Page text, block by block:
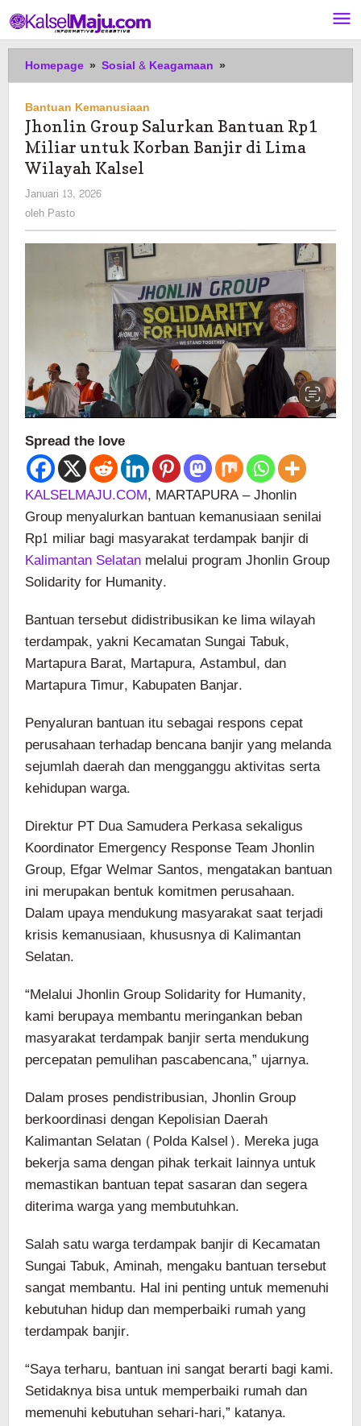
ke
konten
Homepage » Sosial & Keagamaan »
Group
Rp1
Miliar
Lima
Wilayah
Kalsel
Bantuan Kemanusiaan
Jhonlin Group Salurkan Bantuan Rp1
Miliar untuk Korban Banjir di Lima
Wilayah Kalsel
Januari 13, 2026
oleh Pasto
Spread the love
KALSELMAJU.COM, MARTAPURA – Jhonlin
Group menyalurkan bantuan kemanusiaan senilai
Rp1 miliar bagi masyarakat terdampak banjir di
Kalimantan Selatanmelalui program Jhonlin Group
Solidarity for Humanity.
Bantuan tersebut didistribusikan ke lima wilayah
terdampak, yakni Kecamatan Sungai Tabuk,
Martapura Barat, Martapura, Astambul, dan
Martapura Timur, Kabupaten Banjar.
Penyaluran bantuan itu sebagai respons cepat
perusahaan terhadap bencana banjir yang melanda
sejumlah daerah dan mengganggu aktivitas serta
kehidupan warga.
Direktur PT Dua Samudera Perkasa sekaligus
Koordinator Emergency Response Team Jhonlin
Group, Efgar Welmar Santos, mengatakan bantuan
ini merupakan bentuk komitmen perusahaan.
Dalam upaya mendukung masyarakat saat terjadi
krisis kemanusiaan, khususnya di Kalimantan
Selatan.
“Melalui Jhonlin Group Solidarity for Humanity,
kami berupaya membantu meringankan beban
masyarakat terdampak banjir serta mendukung
percepatan pemulihan pascabencana,” ujarnya.
Dalam proses pendistribusian, Jhonlin Group
berkoordinasi dengan Kepolisian Daerah
Kalimantan Selatan (Polda Kalsel). Mereka juga
bekerja sama dengan pihak terkait lainnya untuk
memastikan bantuan tepat sasaran dan segera
diterima warga yang membutuhkan.
Salah satu warga terdampak banjir di Kecamatan
Sungai Tabuk, Aminah, mengaku bantuan tersebut
sangat membantu. Hal ini penting untuk memenuhi
kebutuhan hidup dan memperbaiki rumah yang
terdampak banjir.
“Saya terharu, bantuan ini sangat berarti bagi kami.
Setidaknya bisa untuk memperbaiki rumah dan
memenuhi kebutuhan sehari-hari,” katanya.